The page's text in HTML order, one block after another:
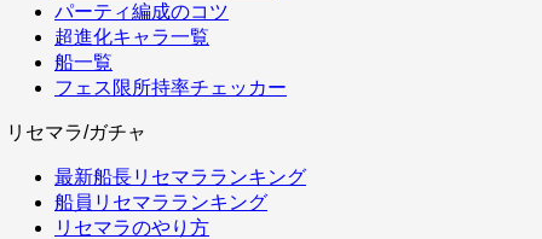
パーティ編成のコツ
超進化キャラ一覧
船一覧
フェス限所持率チェッカー
リセマラ/ガチャ
最新船長リセマラランキング
船員リセマラランキング
リセマラのやり方